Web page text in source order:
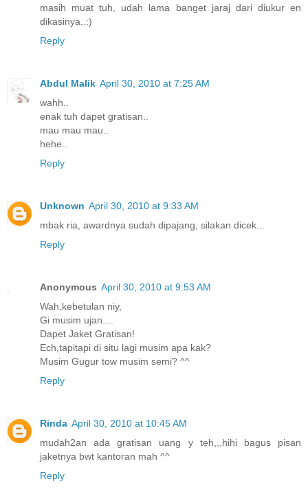
masih muat tuh, udah lama banget jaraj dari diukur en
dikasinya..:)
Reply
Abdul Malik April 30, 2010 at 7:25 AM
wahh..
enak tuh dapet gratisan..
mau mau mau..
hehe..
Reply
Unknown April 30, 2010 at 9:33 AM
mbak ria, awardnya sudah dipajang, silakan dicek...
Reply
Anonymous April 30, 2010 at 9:53 AM
Wah,kebetulan niy,
Gi musim ujan....
Dapet Jaket Gratisan!
Ech,tapitapi di situ lagi musim apa kak?
Musim Gugur tow musim semi? ^^
Reply
Rinda April 30, 2010 at 10:45 AM
mudah2an ada gratisan uang y teh,,,hihi bagus pisan
jaketnya bwt kantoran mah ^^
Reply